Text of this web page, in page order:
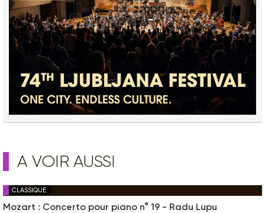
A VOIR AUSSI
CLASSIQUE
Mozart : Concerto pour piano n° 19 - Radu Lupu